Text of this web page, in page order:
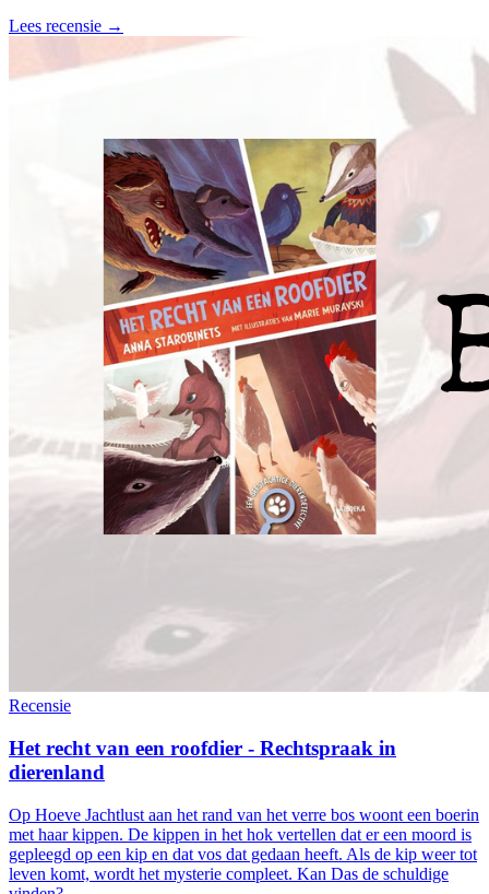
Lees recensie →
Recensie
Het recht van een roofdier - Rechtspraak in
dierenland
Op Hoeve Jachtlust aan het rand van het verre bos woont een boerin
met haar kippen. De kippen in het hok vertellen dat er een moord is
gepleegd op een kip en dat vos dat gedaan heeft. Als de kip weer tot
leven komt, wordt het mysterie compleet. Kan Das de schuldige